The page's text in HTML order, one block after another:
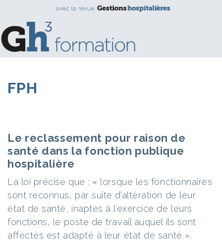
FPH
Le reclassement pour raison de
santé dans la fonction publique
hospitalière
La loi précise que : « lorsque les fonctionnaires
sont reconnus, par suite d’altération de leur
état de santé, inaptes à l’exercice de leurs
fonctions, le poste de travail auquel ils sont
affectés est adapté à leur état de santé ».